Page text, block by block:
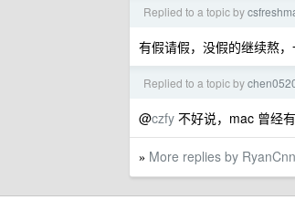
Replied to a topic by
有假请假，没假的继续熬
Replied to a topic by
@czfy 不好说，mac 曾经
» More replies by RyanCnn